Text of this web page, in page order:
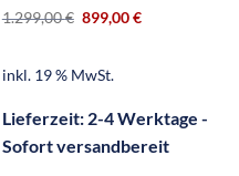
1.299,00€ 899,00€
inkl. 19 % MwSt.
Lieferzeit: 2-4 Werktage -
Sofort versandbereit